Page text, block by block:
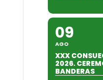
09
AGO
XXX
2026.
BANDERAS